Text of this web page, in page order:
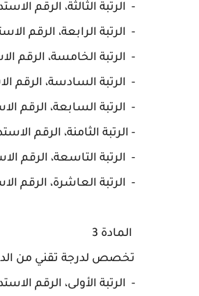
- الرتبة الثالثة، الرقم
- الرتبة الرابعة، الرقم
- الرتبة الخامسة، الرقم
- الرتبة السادسة، الرقم
- الرتبة السابعة، الرقم
- الرتبة الثامنة، الرقم
- الرتبة التاسعة، الرقم
- الرتبة العاشرة، الرقم
المادة 3
تخصص لدرجة تقني من الدرجة
- الرتبة الأولى، الرقم